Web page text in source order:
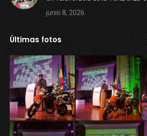
junio 8, 2026
Últimas fotos